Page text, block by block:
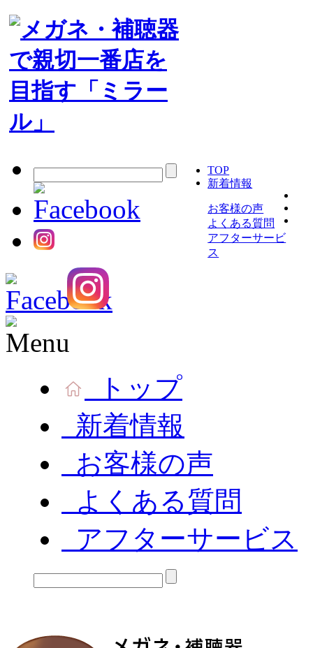
TOP
新着情報
お客様の声
よくある質問
アフターサービ
ス
トップ
新着情報
お客様の声
よくある質問
アフターサービス